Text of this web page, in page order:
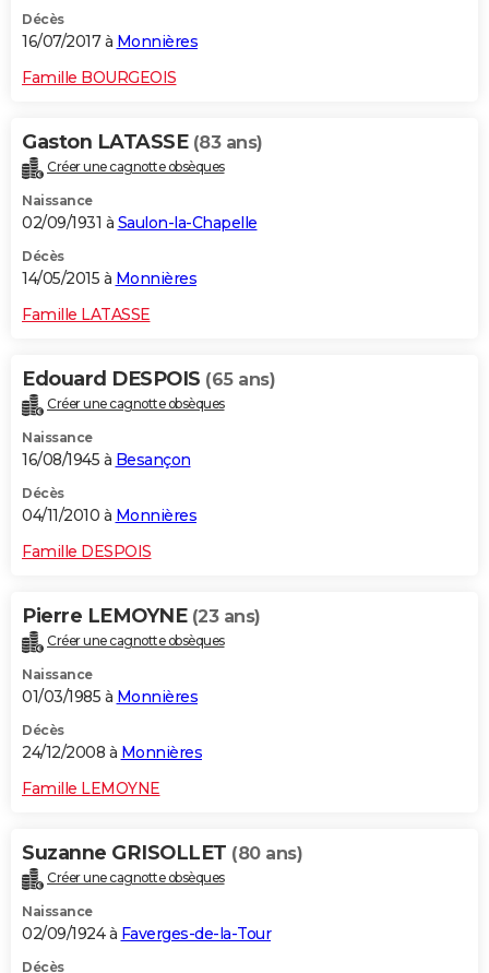
Décès
16/07/2017 à Monnières
Famille BOURGEOIS
Gaston LATASSE (83 ans)
Créer une cagnotte obsèques
Naissance
02/09/1931 à Saulon-la-Chapelle
Décès
14/05/2015 à Monnières
Famille LATASSE
Edouard DESPOIS (65 ans)
Créer une cagnotte obsèques
Naissance
16/08/1945 à Besançon
Décès
04/11/2010 à Monnières
Famille DESPOIS
Pierre LEMOYNE (23 ans)
Créer une cagnotte obsèques
Naissance
01/03/1985 à Monnières
Décès
24/12/2008 à Monnières
Famille LEMOYNE
Suzanne GRISOLLET (80 ans)
Créer une cagnotte obsèques
Naissance
02/09/1924 à Faverges-de-la-Tour
Décès